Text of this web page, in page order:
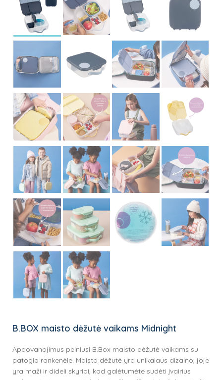
B.BOX maisto dėžutė vaikams Midnight
Apdovanojimus pelniusi B.Box maisto dėžutė vaikams su
patogia rankenėle. Maisto dėžutė yra unikalaus dizaino, joje
yra maži ir dideli skyriai, kad galėtumėte sudėti įvairius